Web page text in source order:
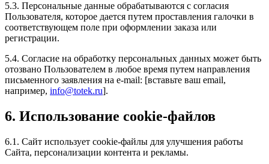
5.3. Персональные данные обрабатываются с согласия
Пользователя, которое дается путем проставления галочки в
соответствующем поле при оформлении заказа или
регистрации.
5.4. Согласие на обработку персональных данных может быть
отозвано Пользователем в любое время путем направления
письменного заявления на e-mail: [вставьте ваш email,
например, info@totek.ru].
6. Использование cookie-файлов
6.1. Сайт использует cookie-файлы для улучшения работы
Сайта, персонализации контента и рекламы.